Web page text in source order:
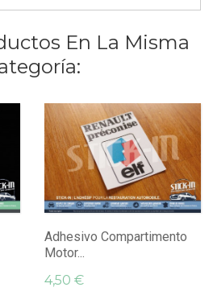
En La Misma
Adhesivo Compartimento
Motor...
4,50 €